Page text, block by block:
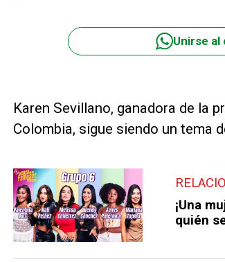
Unirse al
Karen Sevillano, ganadora de la
Colombia, sigue siendo un tema
¡Una
quién